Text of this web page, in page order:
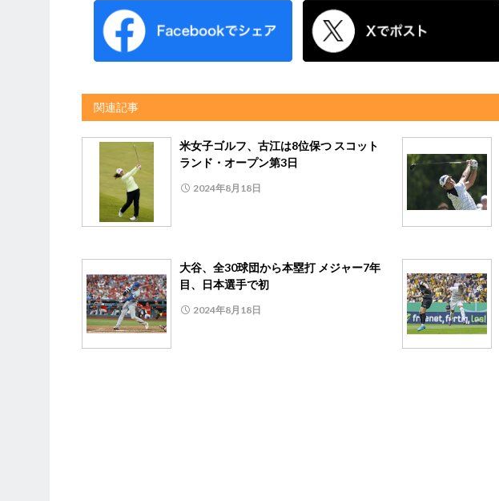
関連記事
米女子ゴルフ、古江は8位保つ スコット
ランド・オープン第3日
2024年8月18日
大谷、全30球団から本塁打 メジャー7年
目、日本選手で初
2024年8月18日